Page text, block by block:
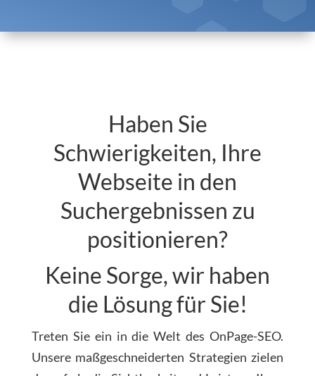
Haben Sie
Schwierigkeiten, Ihre
Webseite in den
Suchergebnissen zu
positionieren?
Keine Sorge, wir haben
die Lösung für Sie!
Treten Sie ein in die Welt des OnPage-SEO.
Unsere maßgeschneiderten Strategien zielen